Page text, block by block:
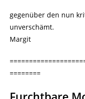
gegenüber den nun
unverschämt.
Margit
========